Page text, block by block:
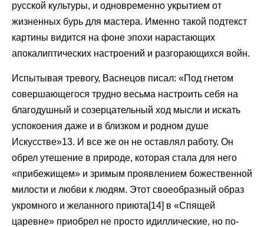
русской культуры, и одновременно укрытием от
жизненных бурь для мастера. Именно такой подтекст
картины видится на фоне эпохи нарастающих
апокалиптических настроений и разгорающихся войн.
Испытывая тревогу, Васнецов писал: «Под гнетом
совершающегося трудно весьма настроить себя на
благодушный и созерцательный ход мысли и искать
успокоения даже и в близком и родном душе
Искусстве»13. И все же он не оставлял работу. Он
обрел утешение в природе, которая стала для него
«прибежищем» и зримым проявлением божественной
милости и любви к людям. Этот своеобразный образ
укромного и желанного приюта[14] в «Спящей
царевне» приобрел не просто идиллические, но по-